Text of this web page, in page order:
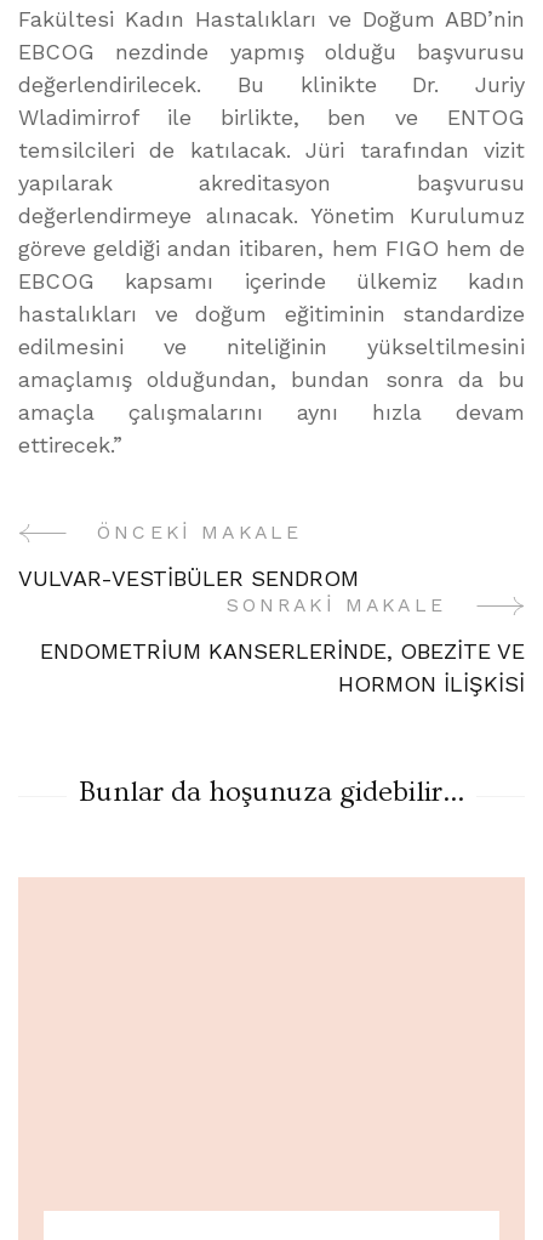
Fakültesi Kadın Hastalıkları ve Doğum ABD’nin
EBCOG nezdinde yapmış olduğu başvurusu
değerlendirilecek. Bu klinikte Dr. Juriy
Wladimirrof ile birlikte, ben ve ENTOG
temsilcileri de katılacak. Jüri tarafından vizit
yapılarak akreditasyon başvurusu
değerlendirmeye alınacak. Yönetim Kurulumuz
göreve geldiği andan itibaren, hem FIGO hem de
EBCOG kapsamı içerinde ülkemiz kadın
hastalıkları ve doğum eğitiminin standardize
edilmesini ve niteliğinin yükseltilmesini
amaçlamış olduğundan, bundan sonra da bu
amaçla çalışmalarını aynı hızla devam
ettirecek.”
YazıÖNCEKI MAKALE
VULVAR-VESTİBÜLER SENDROM
SONRAKI MAKALE
ENDOMETRİUM KANSERLERİNDE, OBEZİTE VE
HORMON İLİŞKİSİ
Bunlar da hoşunuza gidebilir...